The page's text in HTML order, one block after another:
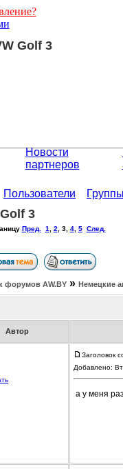
Golf 3
Новости
партнеров
Пользователи
3
Пред. 1 2 3, 4, 5 След.
форумов АW.BY » Немецкие
Автор
Заголовок
Добавлено:
а у меня